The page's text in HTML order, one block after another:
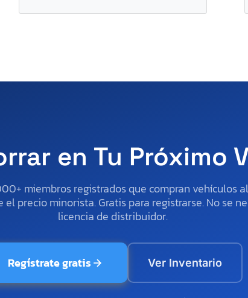
en Tu Próximo
miembros registrados que compran vehículos
el precio minorista. Gratis para registrarse. No se
licencia de distribuidor.
Regístrate gratis Ver Inventario